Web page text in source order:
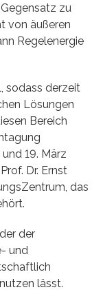
zu
von äußeren
Regelenergie
sodass derzeit
Lösungen
Bereich
19. März
Dr. Ernst
das
der
und
lässt.